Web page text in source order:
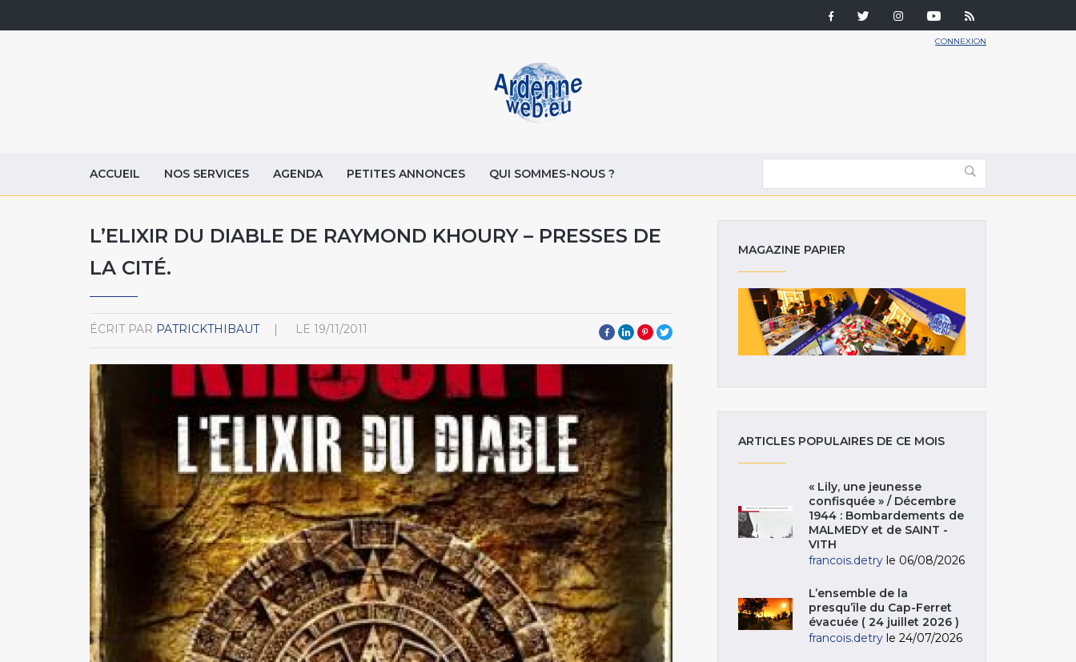
CONNEXION
ACCUEIL NOS SERVICES AGENDA PETITES ANNONCES QUI SOMMES-NOUS ?
L’ELIXIR DU DIABLE DE RAYMOND KHOURY – PRESSES DE
LA CITÉ.
ÉCRIT PAR PATRICKTHIBAUT LE 19/11/2011
MAGAZINE PAPIER
ARTICLES POPULAIRES DE CE MOIS
« Lily, une jeunesse
confisquée » / Décembre
1944 : Bombardements de
MALMEDY et de SAINT -
VITH
francois.detry le 06/08/2026
L’ensemble de la
presqu’île du Cap-Ferret
évacuée ( 24 juillet 2026 )
francois.detry le 24/07/2026